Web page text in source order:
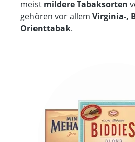
meist mildere Tabaksorten
gehören vor allem Virginia-,
Orienttabak.